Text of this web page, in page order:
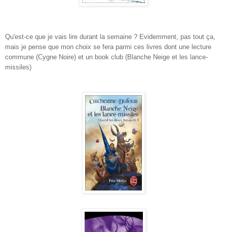
Qu'est-ce que je vais lire durant la semaine ? Evidemment, pas tout ça,
mais je pense que mon choix se fera parmi ces livres dont une lecture
commune (Cygne Noire) et un book club (Blanche Neige et les lance-
missiles)